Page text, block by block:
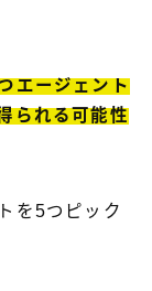
エージェント
られる可能性
を5つピック